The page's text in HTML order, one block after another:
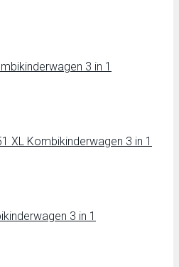
3 in 1
XL Kombikinderwagen 3 in 1
3 in 1